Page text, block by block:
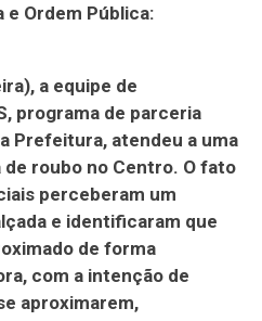
e Ordem Pública:
a equipe de
programa de parceria
Prefeitura, atendeu a uma
roubo no Centro. O fato
perceberam um
e identificaram que
de forma
com a intenção de
aproximarem,